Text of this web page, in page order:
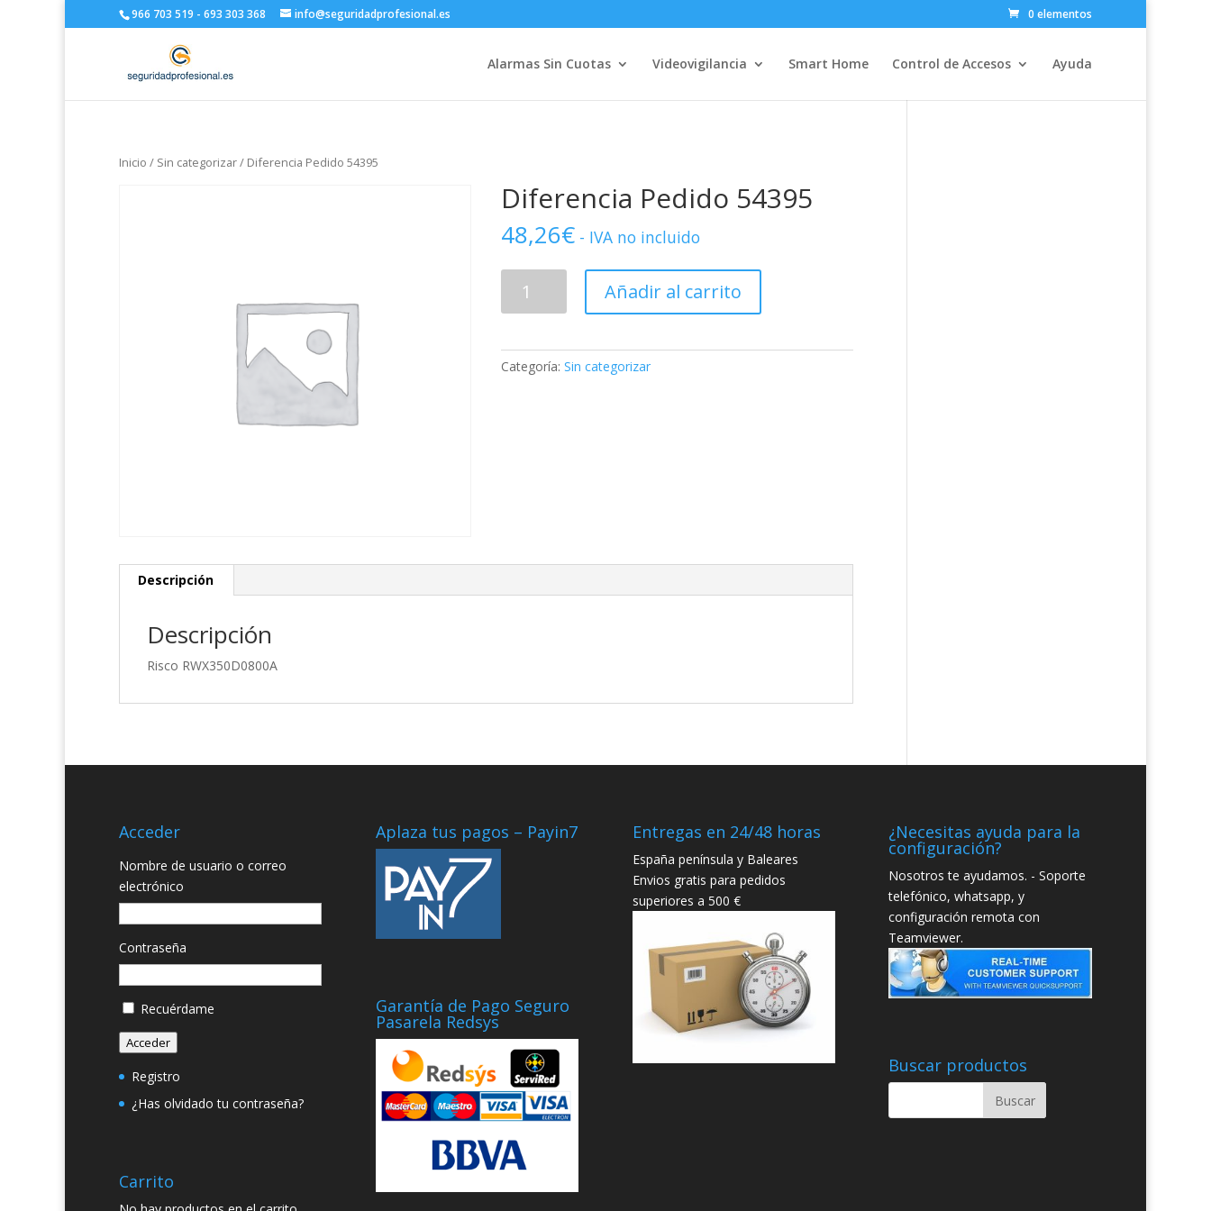
966 703 519 - 693 303 368 info@seguridadprofesional.es 0 elementos
Alarmas Sin Cuotas Videovigilancia Smart Home Control de Accesos Ayuda
Inicio / Sin categorizar/ Diferencia Pedido 54395
Diferencia Pedido 54395
48,26€ - IVA no incluido
Pedido
Añadir al carrito
Categoría:Sin categorizar
Descripción
Descripción
Risco RWX350D0800A
Acceder
Nombre de usuario o correo
electrónico
Contraseña
Recuérdame
Acceder
Registro
¿Has olvidado tu contraseña?
Carrito
Aplaza tus pagos – Payin7
Garantía de Pago Seguro
Pasarela Redsys
Entregas en 24/48 horas
España península y Baleares
Envios gratis para pedidos
superiores a 500 €
¿Necesitas ayuda para la
configuración?
Nosotros te ayudamos. - Soporte
telefónico, whatsapp, y
configuración remota con
Teamviewer.
Buscar productos